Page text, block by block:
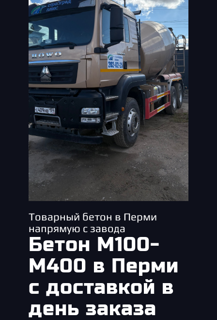
Товарный бетон в Перми
напрямую с завода
Бетон М100-
М400 в Перми
с доставкой в
день заказа